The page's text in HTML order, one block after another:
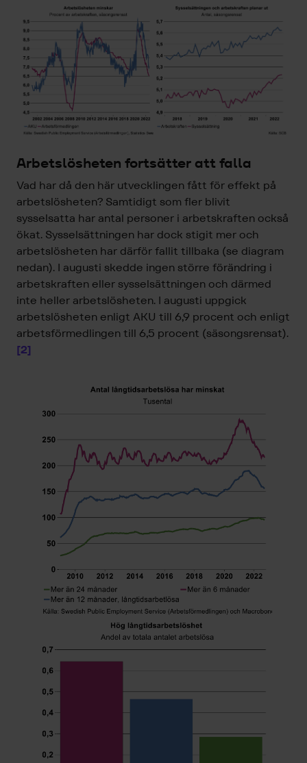
Arbetslösheten fortsätter att falla
Vad har då den här utvecklingen fått för effekt på
arbetslösheten? Samtidigt som fler blivit
sysselsatta har antal personer i arbetskraften också
ökat. Sysselsättningen har dock stigit mer och
arbetslösheten har därför fallit tillbaka (se diagram
nedan). I augusti skedde ingen större förändring i
arbetskraften eller sysselsättningen och därmed
inte heller arbetslösheten. I augusti uppgick
arbetslösheten enligt AKU till 6,9 procent och enligt
arbetsförmedlingen till 6,5 procent (säsongsrensat).
[2]